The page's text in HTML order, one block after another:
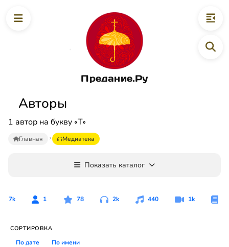
Предание.Ру
Авторы
1 автор на букву «T»
Главная Медиатека
Показать каталог
7k 1 78 2k 440 1k
СОРТИРОВКА
По дате
По имени